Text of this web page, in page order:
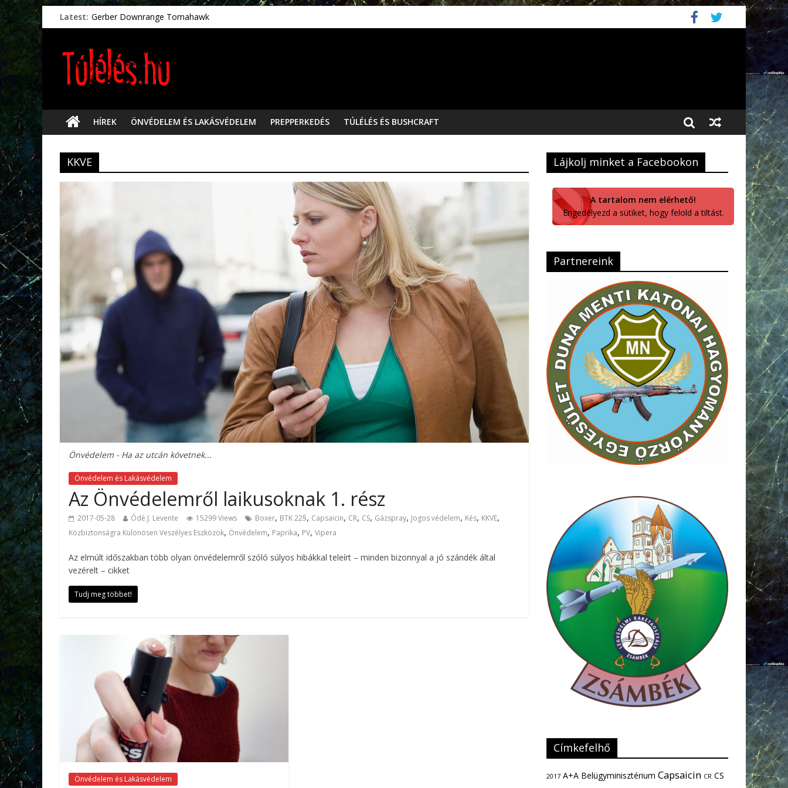
Latest: Gerber Downrange Tomahawk
Vészhelyzeti élelmiszerek
Vészhelyzetkezelés
Préselt törlőkendők
HÍREK ÖNVÉDELEM ÉS LAKÁSVÉDELEM PREPPERKEDÉS TÚLÉLÉS ÉS BUSHCRAFT
KKVE
Önvédelem - Ha az utcán követnek...
Önvédelem és Lakásvédelem
Az Önvédelemről laikusoknak 1. rész
2017-05-28 Ódé J. Levente 15299 Views Boxer, BTK 22§, Capsaicin, CR, CS, Gázspray, Jogos védelem, Kés, KKVE,
Közbiztonságra Különösen Veszélyes Eszközök, Önvédelem, Paprika, PV, Vipera
Az elmúlt időszakban több olyan önvédelemről szóló súlyos hibákkal teleírt – minden bizonnyal a jó szándék által
vezérelt – cikket
Tudj meg többet!
Önvédelem és Lakásvédelem
Lájkolj minket a Facebookon
A tartalom nem elérhető!
Engedélyezd a sütiket, hogy felold a tiltást.
Partnereink
Címkefelhő
2017 A+A Belügyminisztérium Capsaicin CR CS